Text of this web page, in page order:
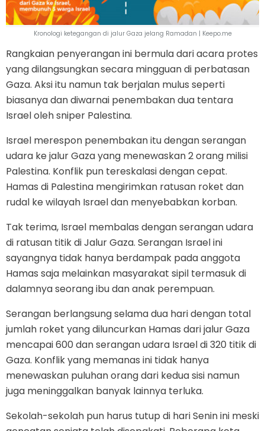
Kronologi ketegangan di jalur Gaza jelang Ramadan | Keepo.me
Rangkaian penyerangan ini bermula dari acara protes
yang dilangsungkan secara mingguan di perbatasan
Gaza. Aksi itu namun tak berjalan mulus seperti
biasanya dan diwarnai penembakan dua tentara
Israel oleh sniper Palestina.
Israel merespon penembakan itu dengan serangan
udara ke jalur Gaza yang menewaskan 2 orang milisi
Palestina. Konflik pun tereskalasi dengan cepat.
Hamas di Palestina mengirimkan ratusan roket dan
rudal ke wilayah Israel dan menyebabkan korban.
Tak terima, Israel membalas dengan serangan udara
di ratusan titik di Jalur Gaza. Serangan Israel ini
sayangnya tidak hanya berdampak pada anggota
Hamas saja melainkan masyarakat sipil termasuk di
dalamnya seorang ibu dan anak perempuan.
Serangan berlangsung selama dua hari dengan total
jumlah roket yang diluncurkan Hamas dari jalur Gaza
mencapai 600 dan serangan udara Israel di 320 titik di
Gaza. Konflik yang memanas ini tidak hanya
menewaskan puluhan orang dari kedua sisi namun
juga meninggalkan banyak lainnya terluka.
Sekolah-sekolah pun harus tutup di hari Senin ini meski